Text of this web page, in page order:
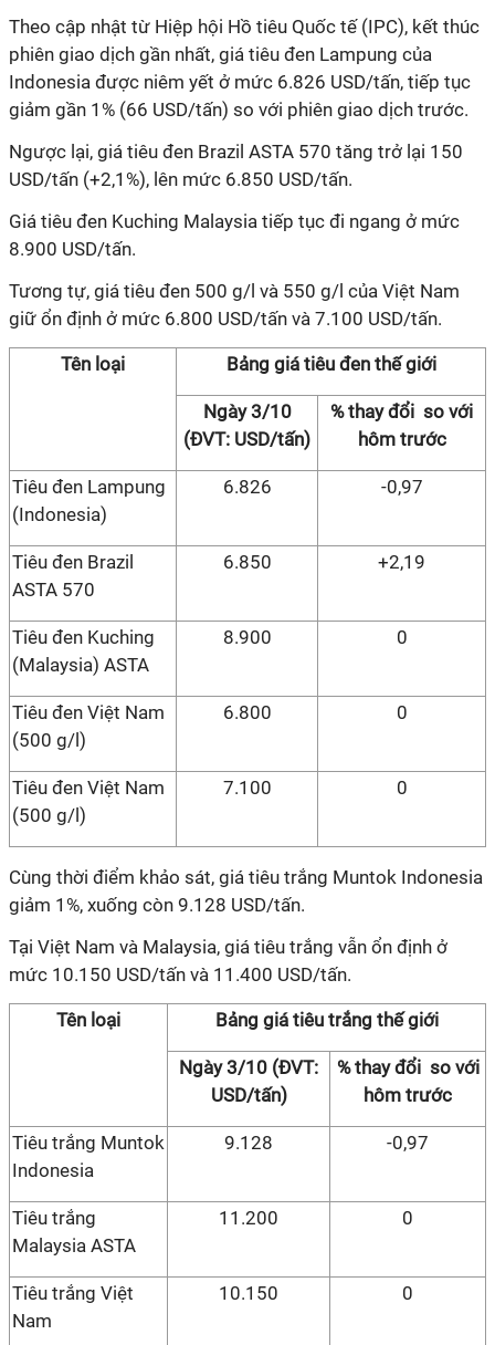
Theo cập nhật từ Hiệp hội Hồ tiêu Quốc tế (IPC), kết thúc
phiên giao dịch gần nhất, giá tiêu đen Lampung của
Indonesia được niêm yết ở mức 6.826 USD/tấn, tiếp tục
giảm gần 1% (66 USD/tấn) so với phiên giao dịch trước.
Ngược lại, giá tiêu đen Brazil ASTA 570 tăng trở lại 150
USD/tấn (+2,1%), lên mức 6.850 USD/tấn.
Giá tiêu đen Kuching Malaysia tiếp tục đi ngang ở mức
8.900 USD/tấn.
Tương tự, giá tiêu đen 500 g/l và 550 g/l của Việt Nam
giữ ổn định ở mức 6.800 USD/tấn và 7.100 USD/tấn.
Tên loại Bảng giá tiêu đen thế giới
Ngày 3/10
(ĐVT: USD/tấn)
% thay đổi so với
hôm trước
Tiêu đen Lampung
(Indonesia)
6.826 -0,97
Tiêu đen Brazil
ASTA 570
6.850 +2,19
Tiêu đen Kuching
(Malaysia) ASTA
8.900 0
Tiêu đen Việt Nam
(500 g/l)
6.800 0
Tiêu đen Việt Nam
(500 g/l)
7.100 0
Cùng thời điểm khảo sát, giá tiêu trắng Muntok Indonesia
giảm 1%, xuống còn 9.128 USD/tấn.
Tại Việt Nam và Malaysia, giá tiêu trắng vẫn ổn định ở
mức 10.150 USD/tấn và 11.400 USD/tấn.
Tên loại Bảng giá tiêu trắng thế giới
Ngày 3/10 (ĐVT:
USD/tấn)
% thay đổi so với
hôm trước
Tiêu trắng Muntok
Indonesia
9.128 -0,97
Tiêu trắng
Malaysia ASTA
11.200 0
Tiêu trắng Việt
Nam
10.150 0